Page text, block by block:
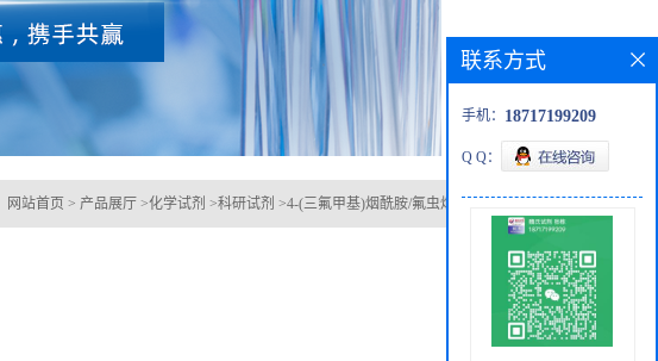
网站首页 > 产品展厅 >化学试剂 >科研试剂 >4-(三氟甲基)烟酰胺/氟虫烟酰胺/158062-71-6
联系方式
手机： 18717199209
Q Q：